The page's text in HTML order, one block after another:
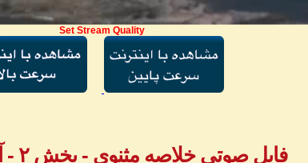
Set Stream Quality
فایل صوتی خلاصه مثنوی - بخش ۲ - آقای حسام